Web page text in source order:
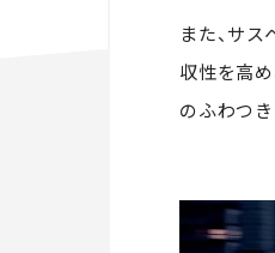
また、サ
収性を高
のふわつ